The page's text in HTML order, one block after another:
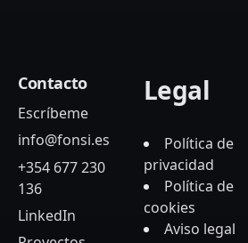
Contacto
Escríbeme
info@fonsi.es
+354 677 230
136
LinkedIn
Legal
Política de
privacidad
Política de
cookies
Aviso legal